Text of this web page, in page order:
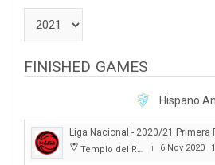
FINISHED GAMES
Hispano
Liga Nacional - 2020/21 Primera
Templo del Rock | 6 Nov 2020